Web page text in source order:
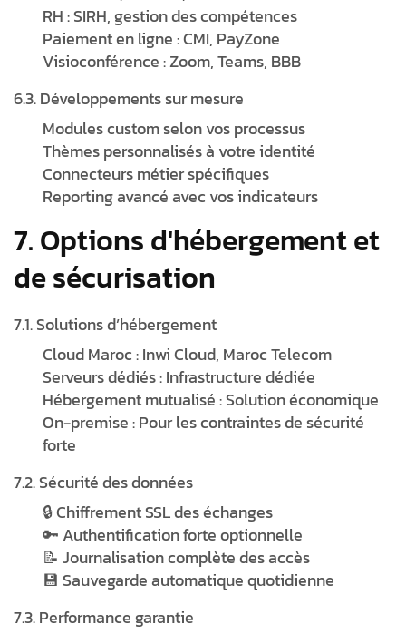
RH : SIRH, gestion des compétences
Paiement en ligne : CMI, PayZone
Visioconférence : Zoom, Teams, BBB
6.3. Développements sur mesure
Modules custom selon vos processus
Thèmes personnalisés à votre identité
Connecteurs métier spécifiques
Reporting avancé avec vos indicateurs
7. Options d'hébergement et
de sécurisation
7.1. Solutions d’hébergement
Cloud Maroc : Inwi Cloud, Maroc Telecom
Serveurs dédiés : Infrastructure dédiée
Hébergement mutualisé : Solution économique
On-premise : Pour les contraintes de sécurité
forte
7.2. Sécurité des données
🔒 Chiffrement SSL des échanges
🔑 Authentification forte optionnelle
📝 Journalisation complète des accès
💾 Sauvegarde automatique quotidienne
7.3. Performance garantie